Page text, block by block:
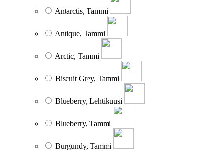
Antarctis, Tammi
Antique, Tammi
Arctic, Tammi
Biscuit Grey, Tammi
Blueberry, Lehtikuusi
Blueberry, Tammi
Burgundy, Tammi